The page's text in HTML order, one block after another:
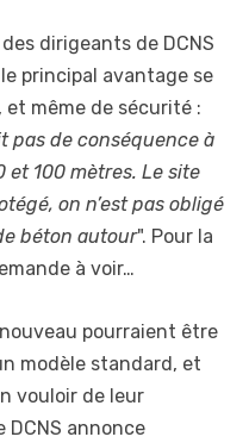
dirigeants de DCNS
le principal avantage se
même de sécurité :
pas de conséquence à
100 mètres. Le site
on n’est pas obligé
béton autour". Pour la
à voir…
pourraient être
modèle standard, et
vouloir de leur
annonce